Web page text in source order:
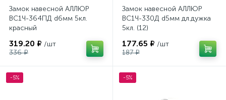
Замок навесной АЛЛЮР
ВС1Ч-364ПД d6мм 5кл.
красный
319.20 ₽ /шт
336 ₽
Замок навесной АЛЛЮР
ВС1Ч-330Д d5мм дл.дужка
5кл. (12)
177.65 ₽ /шт
187 ₽
-5% -5%